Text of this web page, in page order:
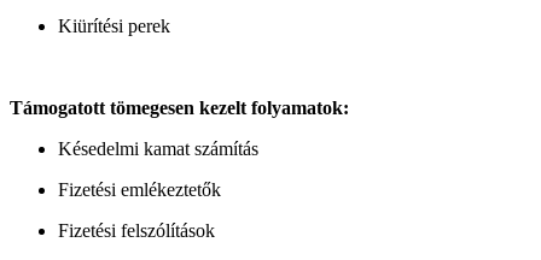
Kiürítési perek
Támogatott tömegesen kezelt folyamatok:
Késedelmi kamat számítás
Fizetési emlékeztetők
Fizetési felszólítások